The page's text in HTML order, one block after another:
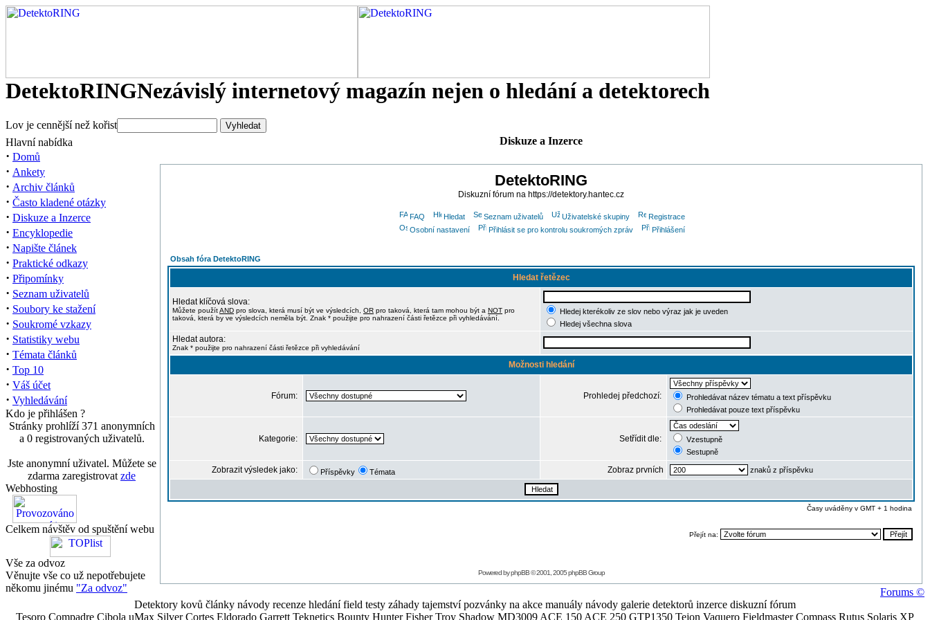
DetektoRINGNezávislý internetový magazín nejen o hledání a detektorech
Lov je cennější než kořist
Hlavní nabídka
· Domů
· Ankety
· Archiv článků
· Často kladené otázky
· Diskuze a Inzerce
· Encyklopedie
· Napište článek
· Praktické odkazy
· Připomínky
· Seznam uživatelů
· Soubory ke stažení
· Soukromé vzkazy
· Statistiky webu
· Témata článků
· Top 10
· Váš účet
· Vyhledávání
Kdo je přihlášen ?
Stránky prohlíží 371 anonymních
a 0 registrovaných uživatelů.
Jste anonymní uživatel. Můžete se
zdarma zaregistrovat zde
Webhosting
Celkem návštěv od spuštění webu
Vše za odvoz
Věnujte vše co už nepotřebujete
někomu jinému "Za odvoz"
Diskuze a Inzerce
DetektoRING
Diskuzní fórum na https://detektory.hantec.cz
FAQ Hledat Seznam uživatelů Uživatelské skupiny
Registrace
Osobní nastavení
Přihlásit se pro kontrolu soukromých zpráv Přihlášení
Obsah fóra DetektoRING
Hledat řetězec
Hledat klíčová slova:
Můžete použítAND pro slova, která musí být ve výsledcích, OR pro taková, která tam mohou být a NOT pro
taková, která by ve výsledcích neměla být. Znak * použijte pro nahrazení části řetězce při vyhledávání.
Hledej kterékoliv ze slov nebo výraz jak je uveden
Hledej všechna slova
Hledat autora:
Znak * použijte pro nahrazení části řetězce při vyhledávání
Možnosti hledání
Fórum: Prohledej předchozí:
Prohledávat název tématu a text příspěvku
Prohledávat pouze text příspěvku
Kategorie: Setřídit dle:
Vzestupně
Sestupně
Zobrazit výsledek jako: Příspěvky Témata Zobraz prvních znaků z příspěvku
Časy uváděny v GMT + 1 hodina
Přejít na:
Powered byphpBB© 2001, 2005 phpBB Group
Forums ©
Detektory kovů články návody recenze hledání field testy záhady tajemství pozvánky na akce manuály návody galerie detektorů inzerce diskuzní fórum
Tesoro Compadre Cibola uMax Silver Cortes Eldorado Garrett Teknetics Bounty Hunter Fisher Troy Shadow MD3009 ACE 150 ACE 250 GTP1350 Tejon Vaquero Fieldmaster Compass Rutus Solaris XP